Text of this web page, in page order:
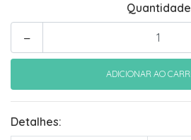
Quantidade
-
Detalhes: